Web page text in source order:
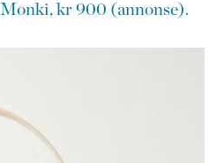
Monki, kr 900 (annonse).